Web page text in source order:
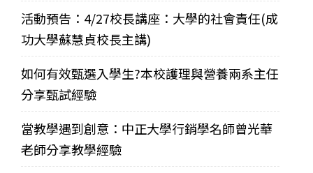
活動預告：4/27校長講座：大學的社會責任(成
功大學蘇慧貞校長主講)
如何有效甄選入學生?本校護理與營養兩系主任
分享甄試經驗
當教學遇到創意：中正大學行銷學名師曾光華
老師分享教學經驗